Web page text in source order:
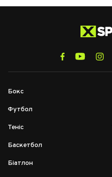
Бокс
Футбол
Теніс
Баскетбол
Біатлон